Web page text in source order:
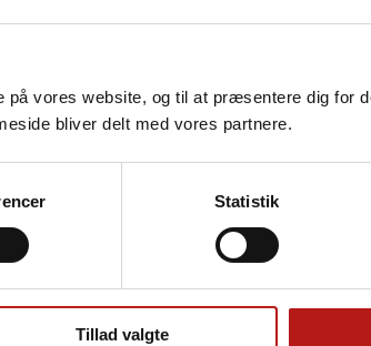
vores website, og til at præsentere dig for
bliver delt med vores partnere.
Statistik
Tillad valgte